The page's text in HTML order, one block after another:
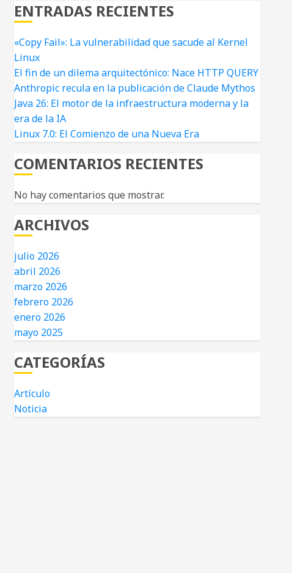
ENTRADAS RECIENTES
«Copy Fail»: La vulnerabilidad que sacude al Kernel
Linux
El fin de un dilema arquitectónico: Nace HTTP QUERY
Anthropic recula en la publicación de Claude Mythos
Java 26: El motor de la infraestructura moderna y la
era de la IA
Linux 7.0: El Comienzo de una Nueva Era
COMENTARIOS RECIENTES
No hay comentarios que mostrar.
ARCHIVOS
julio 2026
abril 2026
marzo 2026
febrero 2026
enero 2026
mayo 2025
CATEGORÍAS
Artículo
Noticia